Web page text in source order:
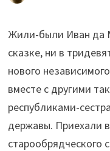
Жили-были Иван да
сказке, ни в
нового
вместе с другими
республиками-
державы. Приехали
старообрядческого